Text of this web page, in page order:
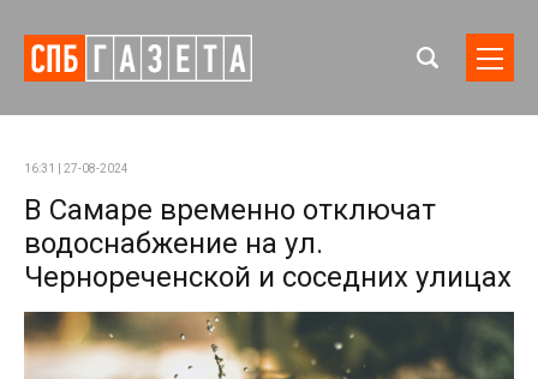
16:31 | 27-08-2024
В Самаре временно отключат
водоснабжение на ул.
Чернореченской и соседних улицах